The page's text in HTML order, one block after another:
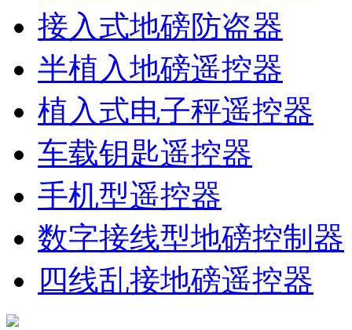
接入式地磅防盗器
半植入地磅遥控器
植入式电子秤遥控器
车载钥匙遥控器
手机型遥控器
数字接线型地磅控制器
四线乱接地磅遥控器